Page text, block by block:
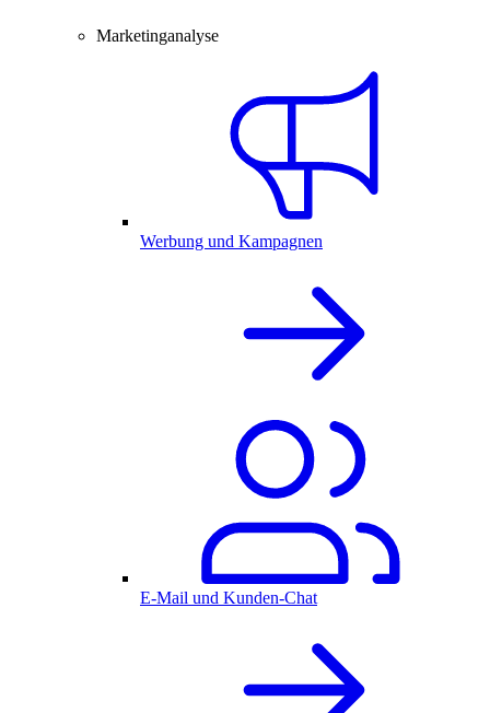
Marketinganalyse
Werbung und Kampagnen
E-Mail und Kunden-Chat